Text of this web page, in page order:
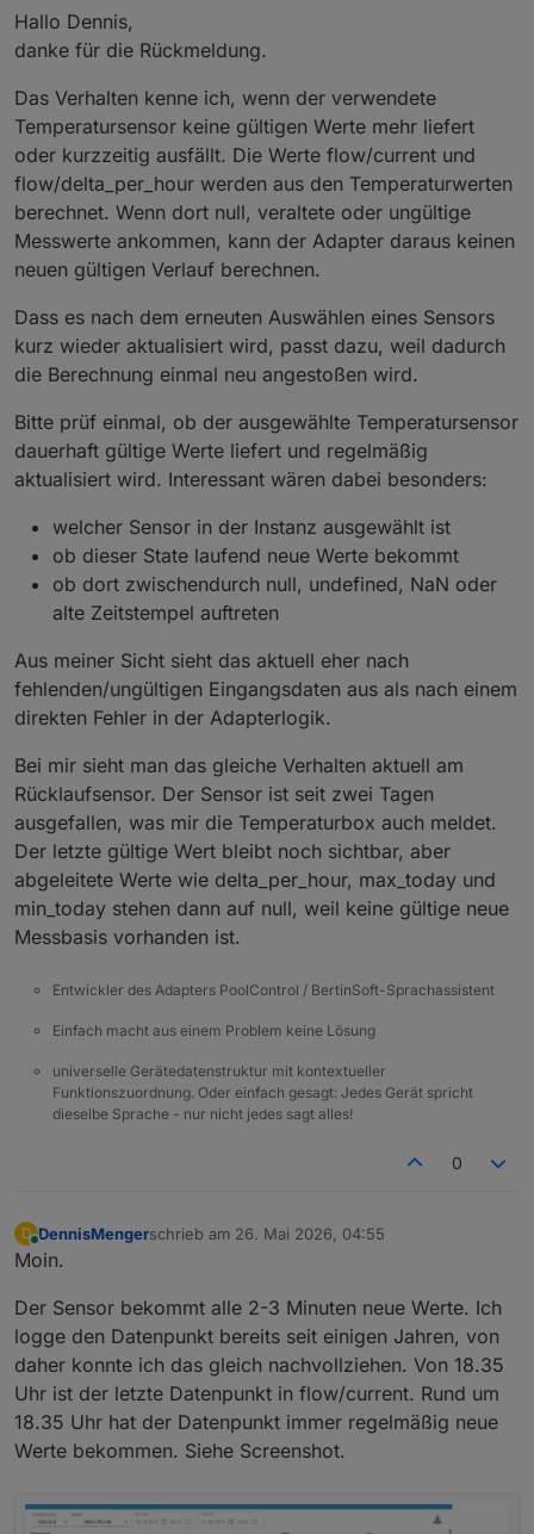
Hallo Dennis,
danke für die Rückmeldung.
Das Verhalten kenne ich, wenn der verwendete
Temperatursensor keine gültigen Werte mehr liefert
oder kurzzeitig ausfällt. Die Werte flow/current und
flow/delta_per_hour werden aus den Temperaturwerten
berechnet. Wenn dort null, veraltete oder ungültige
Messwerte ankommen, kann der Adapter daraus keinen
neuen gültigen Verlauf berechnen.
Dass es nach dem erneuten Auswählen eines Sensors
kurz wieder aktualisiert wird, passt dazu, weil dadurch
die Berechnung einmal neu angestoßen wird.
Bitte prüf einmal, ob der ausgewählte Temperatursensor
dauerhaft gültige Werte liefert und regelmäßig
aktualisiert wird. Interessant wären dabei besonders:
welcher Sensor in der Instanz ausgewählt ist
ob dieser State laufend neue Werte bekommt
ob dort zwischendurch null, undefined, NaN oder
alte Zeitstempel auftreten
Aus meiner Sicht sieht das aktuell eher nach
fehlenden/ungültigen Eingangsdaten aus als nach einem
direkten Fehler in der Adapterlogik.
Bei mir sieht man das gleiche Verhalten aktuell am
Rücklaufsensor. Der Sensor ist seit zwei Tagen
ausgefallen, was mir die Temperaturbox auch meldet.
Der letzte gültige Wert bleibt noch sichtbar, aber
abgeleitete Werte wie delta_per_hour, max_today und
min_today stehen dann auf null, weil keine gültige neue
Messbasis vorhanden ist.
Entwickler des Adapters PoolControl / BertinSoft-Sprachassistent
Einfach macht aus einem Problem keine Lösung
universelle Gerätedatenstruktur mit kontextueller
Funktionszuordnung. Oder einfach gesagt: Jedes Gerät spricht
dieselbe Sprache - nur nicht jedes sagt alles!
0
D
Online
DennisMengerschrieb am 26. Mai 2026, 04:55
zuletzt editiert von
Moin.
Der Sensor bekommt alle 2-3 Minuten neue Werte. Ich
logge den Datenpunkt bereits seit einigen Jahren, von
daher konnte ich das gleich nachvollziehen. Von 18.35
Uhr ist der letzte Datenpunkt in flow/current. Rund um
18.35 Uhr hat der Datenpunkt immer regelmäßig neue
Werte bekommen. Siehe Screenshot.